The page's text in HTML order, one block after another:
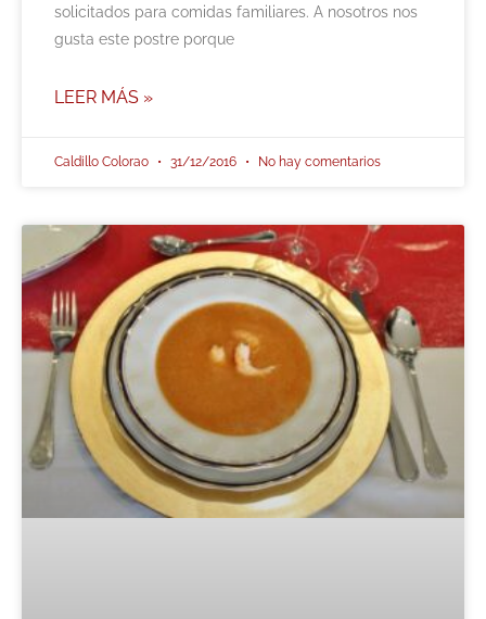
solicitados para comidas familiares. A nosotros nos
gusta este postre porque
LEER MÁS »
Caldillo Colorao 31/12/2016 No hay comentarios